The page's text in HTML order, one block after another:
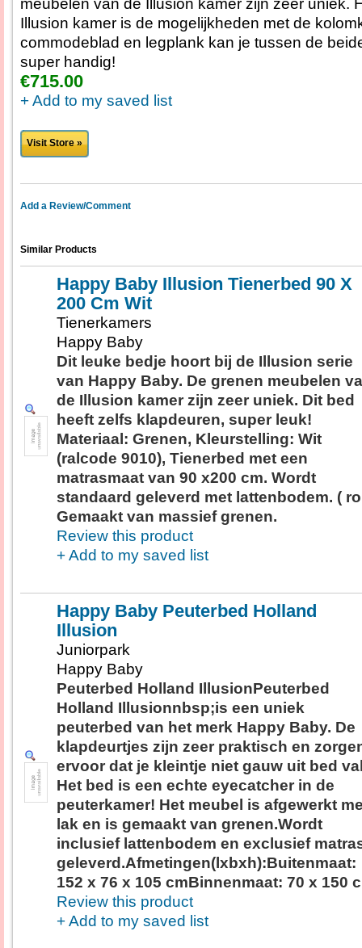
meubelen van de Illusion kamer zijn zeer uniek.
Illusion kamer is de mogelijkheden met de
commodeblad en legplank kan je tussen de
super handig!
€715.00
+ Add to my saved list
Visit Store »
Add a Review/Comment
Similar Products
Happy Baby Illusion Tienerbed 90 X
200 Cm Wit
Tienerkamers
Happy Baby
Dit leuke bedje hoort bij de Illusion serie
van Happy Baby. De grenen meubelen
de Illusion kamer zijn zeer uniek. Dit bed
heeft zelfs klapdeuren, super leuk!
Materiaal: Grenen, Kleurstelling: Wit
(ralcode 9010), Tienerbed met een
matrasmaat van 90 x200 cm. Wordt
standaard geleverd met lattenbodem. (
Gemaakt van massief grenen.
Review this product
+ Add to my saved list
Happy Baby Peuterbed Holland
Illusion
Juniorpark
Happy Baby
Peuterbed Holland IllusionPeuterbed
Holland Illusionnbsp;is een uniek
peuterbed van het merk Happy Baby. De
klapdeurtjes zijn zeer praktisch en
ervoor dat je kleintje niet gauw uit bed
Het bed is een echte eyecatcher in de
peuterkamer! Het meubel is afgewerkt
lak en is gemaakt van grenen.Wordt
inclusief lattenbodem en exclusief
geleverd.Afmetingen(lxbxh):Buitenmaat:
152 x 76 x 105 cmBinnenmaat: 70 x 150
Review this product
+ Add to my saved list